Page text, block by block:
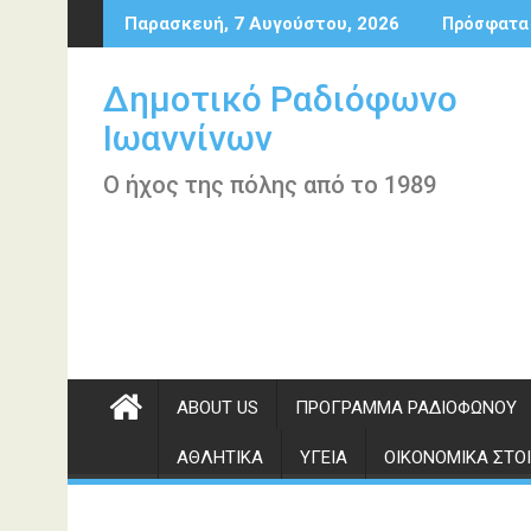
Περάστε
στο
Παρασκευή, 7 Αυγούστου, 2026
Δημοτικό Ραδιόφωνο
Ιωαννίνων
Ο ήχος της πόλης από το 1989
ABOUT US ΠΡΌΓΡΑΜΜΑ ΡΑΔΙΟΦΏΝΟΥ
ΑΘΛΗΤΙΚΆ ΥΓΕΊΑ ΟΙΚΟΝΟΜΙΚΆ